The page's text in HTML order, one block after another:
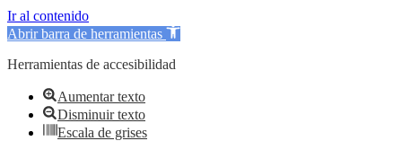
Ir al contenido
Abrir barra de herramientas
Herramientas de accesibilidad
Aumentar texto
Disminuir texto
Escala de grises